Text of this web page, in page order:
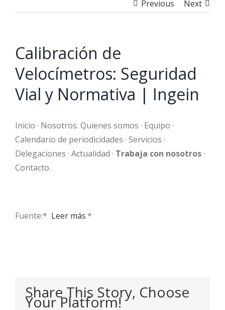
Previous Next
Calibración de
Velocímetros: Seguridad
Vial y Normativa | Ingein
Inicio · Nosotros. Quienes somos · Equipo ·
Calendario de periodicidades · Servicios ·
Delegaciones · Actualidad · Trabaja con nosotros·
Contacto.
Fuente:* ​ Leer más*
Share This Story, Choose
Your Platform!